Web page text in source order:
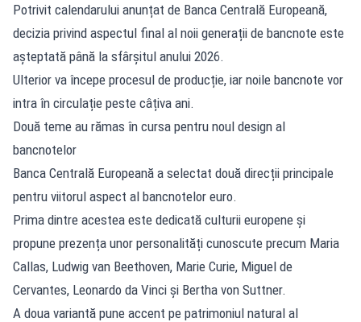
Potrivit calendarului anunțat de Banca Centrală Europeană,
decizia privind aspectul final al noii generații de bancnote este
așteptată până la sfârșitul anului 2026.
Ulterior va începe procesul de producție, iar noile bancnote vor
intra în circulație peste câțiva ani.
Două teme au rămas în cursa pentru noul design al
bancnotelor
Banca Centrală Europeană a selectat două direcții principale
pentru viitorul aspect al bancnotelor euro.
Prima dintre acestea este dedicată culturii europene și
propune prezența unor personalități cunoscute precum Maria
Callas, Ludwig van Beethoven, Marie Curie, Miguel de
Cervantes, Leonardo da Vinci și Bertha von Suttner.
A doua variantă pune accent pe patrimoniul natural al